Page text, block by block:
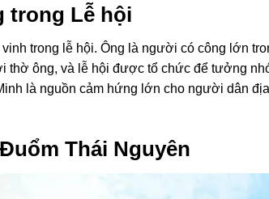
trong Lễ hội
trong lễ hội. Ông là người có công lớn
thờ ông, và lễ hội được tổ chức để tưởng
là nguồn cảm hứng lớn cho người dân địa
Thái Nguyên